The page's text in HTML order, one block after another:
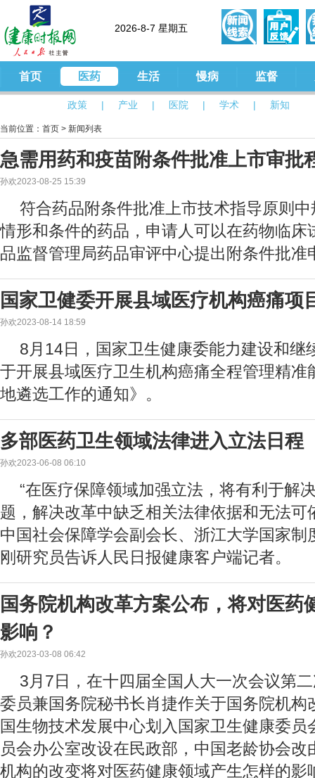
2026-8-7 星期五
首页 医药
政策 | 产业 | 医院 | 学术 | 新知
生活 慢病 监督
当前位置： 首页 > 新闻列表
急需用药和疫苗附条件批准上市审批
孙欢2023-08-25 15:39
符合药品附条件批准上市技术指导原则
情形和条件的药品，申请人可以在药物临床
品监督管理局药品审评中心提出附条件批准
国家卫健委开展县域医疗机构癌痛项
孙欢2023-08-14 18:59
8月14日，国家卫生健康委能力建设和继
于开展县域医疗卫生机构癌痛全程管理精准
地遴选工作的通知》。
多部医药卫生领域法律进入立法日程
孙欢2023-06-08 06:10
“在医疗保障领域加强立法，将有利于解
题，解决改革中缺乏相关法律依据和无法可
中国社会保障学会副会长、浙江大学国家制
刚研究员告诉人民日报健康客户端记者。
国务院机构改革方案公布，将对医药
影响？
孙欢2023-03-08 06:42
3月7日，在十四届全国人大一次会议第
委员兼国务院秘书长肖捷作关于国务院机构
国生物技术发展中心划入国家卫生健康委员
员会办公室改设在民政部，中国老龄协会改
机构的改变将对医药健康领域产生怎样的影